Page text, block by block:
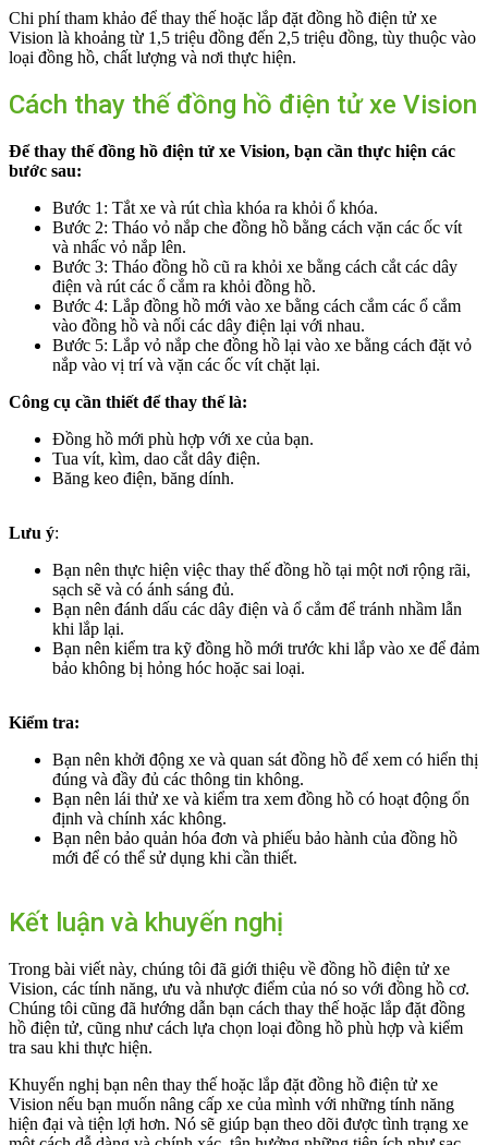
Chi phí tham khảo để thay thế hoặc lắp đặt đồng hồ điện tử xe
Vision là khoảng từ 1,5 triệu đồng đến 2,5 triệu đồng, tùy thuộc vào
loại đồng hồ, chất lượng và nơi thực hiện.
Cách thay thế đồng hồ điện tử xe Vision
Để thay thế đồng hồ điện tử xe Vision, bạn cần thực hiện các
bước sau:
Bước 1: Tắt xe và rút chìa khóa ra khỏi ổ khóa.
Bước 2: Tháo vỏ nắp che đồng hồ bằng cách vặn các ốc vít
và nhấc vỏ nắp lên.
Bước 3: Tháo đồng hồ cũ ra khỏi xe bằng cách cắt các dây
điện và rút các ổ cắm ra khỏi đồng hồ.
Bước 4: Lắp đồng hồ mới vào xe bằng cách cắm các ổ cắm
vào đồng hồ và nối các dây điện lại với nhau.
Bước 5: Lắp vỏ nắp che đồng hồ lại vào xe bằng cách đặt vỏ
nắp vào vị trí và vặn các ốc vít chặt lại.
Công cụ cần thiết để thay thế là:
Đồng hồ mới phù hợp với xe của bạn.
Tua vít, kìm, dao cắt dây điện.
Băng keo điện, băng dính.
Lưu ý:
Bạn nên thực hiện việc thay thế đồng hồ tại một nơi rộng rãi,
sạch sẽ và có ánh sáng đủ.
Bạn nên đánh dấu các dây điện và ổ cắm để tránh nhầm lẫn
khi lắp lại.
Bạn nên kiểm tra kỹ đồng hồ mới trước khi lắp vào xe để đảm
bảo không bị hỏng hóc hoặc sai loại.
Kiểm tra:
Bạn nên khởi động xe và quan sát đồng hồ để xem có hiển thị
đúng và đầy đủ các thông tin không.
Bạn nên lái thử xe và kiểm tra xem đồng hồ có hoạt động ổn
định và chính xác không.
Bạn nên bảo quản hóa đơn và phiếu bảo hành của đồng hồ
mới để có thể sử dụng khi cần thiết.
Kết luận và khuyến nghị
Trong bài viết này, chúng tôi đã giới thiệu về đồng hồ điện tử xe
Vision, các tính năng, ưu và nhược điểm của nó so với đồng hồ cơ.
Chúng tôi cũng đã hướng dẫn bạn cách thay thế hoặc lắp đặt đồng
hồ điện tử, cũng như cách lựa chọn loại đồng hồ phù hợp và kiểm
tra sau khi thực hiện.
Khuyến nghị bạn nên thay thế hoặc lắp đặt đồng hồ điện tử xe
Vision nếu bạn muốn nâng cấp xe của mình với những tính năng
hiện đại và tiện lợi hơn. Nó sẽ giúp bạn theo dõi được tình trạng xe